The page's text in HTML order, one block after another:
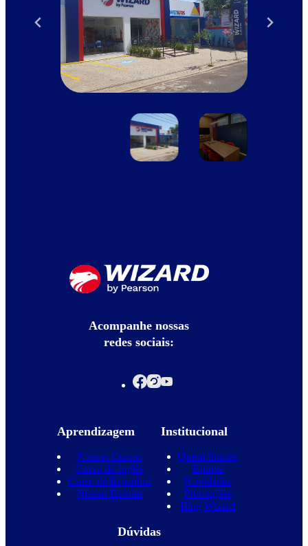
Acompanhe nossas
redes sociais:
Aprendizagem
Nossos Cursos
Curso de Inglês
Curso de Espanhol
Nossas Escolas
Institucional
Quem Somos
Equipe
Novidades
Promoções
Blog Wizard
Dúvidas